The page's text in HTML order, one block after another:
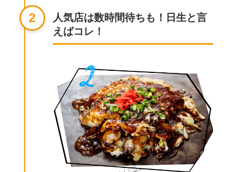
2
人気店は数時間待ちも！日生と言
えばコレ！